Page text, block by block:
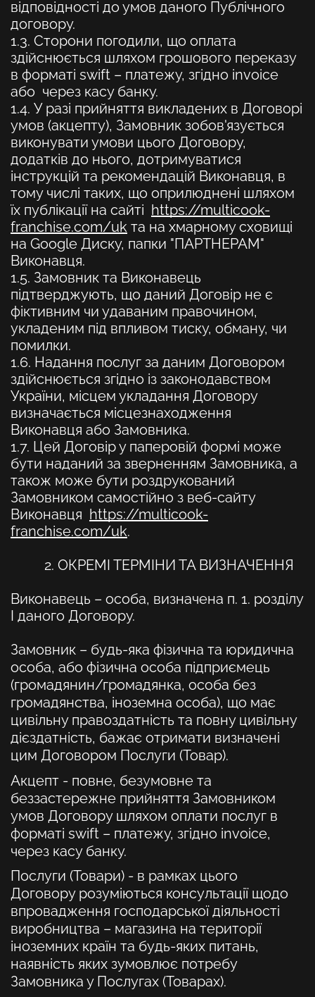
відповідності до умов даного Публічного
договору.
1.3. Сторони погодили, що оплата
здійснюється шляхом грошового переказу
в форматі swift – платежу, згідно invoice
або через касу банку.
1.4. У разі прийняття викладених в Договорі
умов (акцепту), Замовник зобов'язується
виконувати умови цього Договору,
додатків до нього, дотримуватися
інструкцій та рекомендацій Виконавця, в
тому числі таких, що оприлюднені шляхом
їх публікації на сайті https://multicook-
franchise.com/uk та на хмарному сховищі
на Google Диску, папки "ПАРТНЕРАМ"
Виконавця.
1.5. Замовник та Виконавець
підтверджують, що даний Договір не є
фіктивним чи удаваним правочином,
укладеним під впливом тиску, обману, чи
помилки.
1.6. Надання послуг за даним Договором
здійснюється згідно із законодавством
України, місцем укладання Договору
визначається місцезнаходження
Виконавця або Замовника.
1.7. Цей Договір у паперовій формі може
бути наданий за зверненням Замовника, а
також може бути роздрукований
Замовником самостійно з веб-сайту
Виконавця https://multicook-
franchise.com/uk.
2. ОКРЕМІ ТЕРМІНИ ТА ВИЗНАЧЕННЯ
Виконавець – особа, визначена п. 1. розділу
І даного Договору.
Замовник – будь-яка фізична та юридична
особа, або фізична особа підприємець
(громадянин/громадянка, особа без
громадянства, іноземна особа), що має
цивільну правоздатність та повну цивільну
дієздатність, бажає отримати визначені
цим Договором Послуги (Товар).
Акцепт - повне, безумовне та
беззастережне прийняття Замовником
умов Договору шляхом оплати послуг в
форматі swift – платежу, згідно invoice,
через касу банку.
Послуги (Товари) - в рамках цього
Договору розуміються консультації щодо
впровадження господарської діяльності
виробництва – магазина на території
іноземних країн та будь-яких питань,
наявність яких зумовлює потребу
Замовника у Послугах (Товарах).